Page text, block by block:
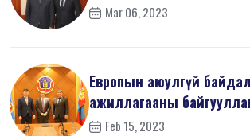
Mar 06, 2023
Европын аюулгүй
ажиллагааны
х...Feb 15, 2023